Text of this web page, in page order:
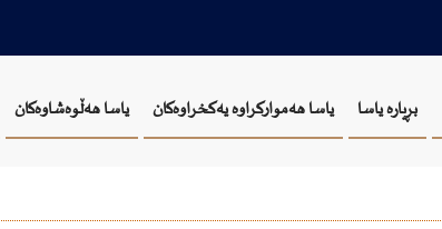
بڕیارە یاسا یاسا هەموارکراوە یەکخراوەکان یاسا هەڵوەشاوەکان